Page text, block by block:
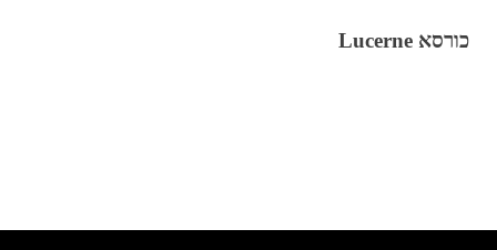
כורסא Lucerne